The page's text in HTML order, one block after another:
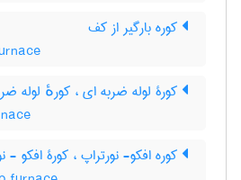
کوره بارگیر از کف
کورۀ لوله ضربه ای ، کورهٔ لوله
کوره افکو- نورتراپ ، کورۀ افکو -